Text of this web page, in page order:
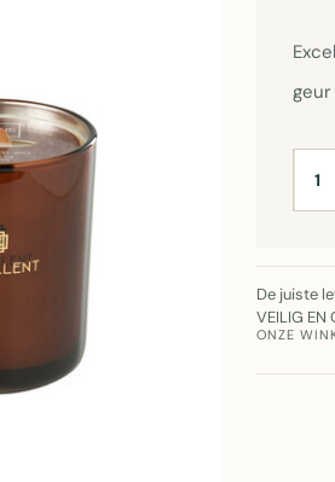
De juiste
VEILIG EN
ONZE